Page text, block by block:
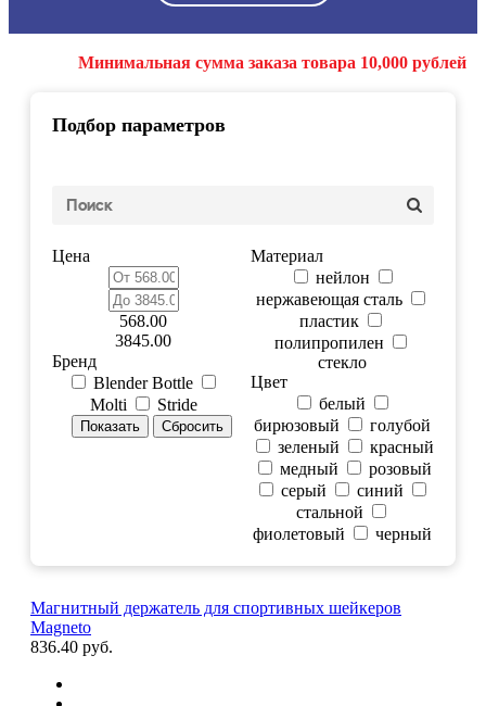
Минимальная сумма заказа товара 10,000 рублей
Подбор параметров
Цена
568.00
3845.00
Материал
нейлон
нержавеющая сталь
пластик
полипропилен
стекло
Бренд
Blender Bottle
Molti
Stride
Цвет
белый
бирюзовый
голубой
зеленый
красный
медный
розовый
серый
синий
стальной
фиолетовый
черный
Магнитный держатель для спортивных шейкеров
Magneto
836.40 руб.